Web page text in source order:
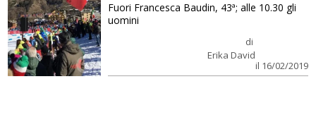
di
Erika David
il 16/02/2019
Fuori Francesca Baudin, 43ª; alle 10.30 gli
uomini